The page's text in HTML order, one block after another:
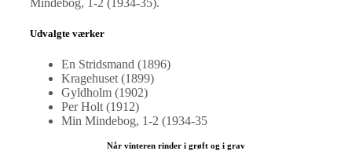
Udvalgte værker
En Stridsmand (1896)
Kragehuset (1899)
Gyldholm (1902)
Per Holt (1912)
Min Mindebog, 1-2 (1934-35
Når vinteren rinder i grøft og i grav